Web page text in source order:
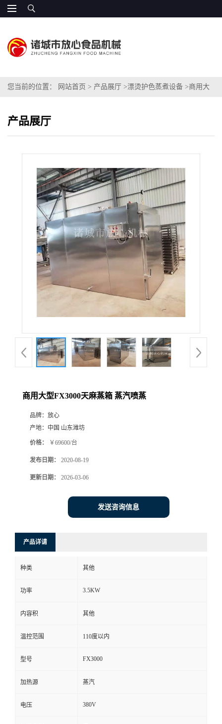
您当前的位置： 网站首页 > 产品展厅 >漂烫护色蒸煮设备 >商用大
产品展厅
商用大型FX3000天麻蒸箱 蒸汽喷蒸
品牌： 放心
产地： 中国 山东潍坊
价格： ￥69600/台
发布日期： 2020-08-19
更新日期： 2026-03-06
发送咨询信息
产品详请
种类 其他
功率 3.5KW
内容积 其他
温控范围 110度以内
型号 FX3000
加热源 蒸汽
电压 380V